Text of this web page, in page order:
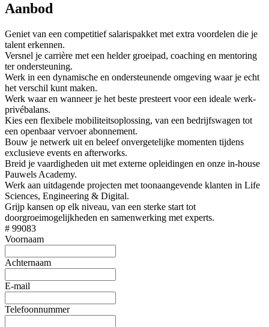
Aanbod
Geniet van een competitief salarispakket met extra voordelen die je
talent erkennen.
Versnel je carrière met een helder groeipad, coaching en mentoring
ter ondersteuning.
Werk in een dynamische en ondersteunende omgeving waar je echt
het verschil kunt maken.
Werk waar en wanneer je het beste presteert voor een ideale werk-
privébalans.
Kies een flexibele mobiliteitsoplossing, van een bedrijfswagen tot
een openbaar vervoer abonnement.
Bouw je netwerk uit en beleef onvergetelijke momenten tijdens
exclusieve events en afterworks.
Breid je vaardigheden uit met externe opleidingen en onze in-house
Pauwels Academy.
Werk aan uitdagende projecten met toonaangevende klanten in Life
Sciences, Engineering & Digital.
Grijp kansen op elk niveau, van een sterke start tot
doorgroeimogelijkheden en samenwerking met experts.
# 99083
Voornaam
Achternaam
E-mail
Telefoonnummer